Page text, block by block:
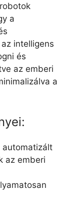
a
intelligens
és
az emberi
a
automatizált
az emberi